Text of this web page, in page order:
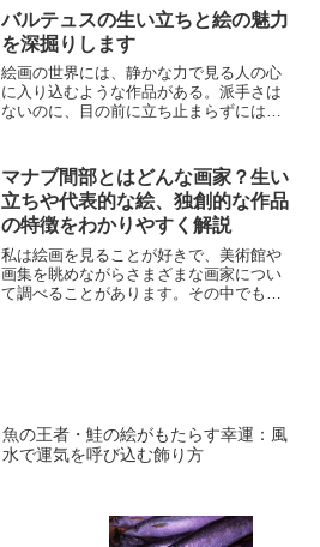
した。そんな僕が長年惹かれてやまない
人が、ロジャー・ディーンと...
バルテュスの生い立ちと絵の魅力
を深掘りします
絵画の世界には、静かな力で見る人の心
に入り込むような作品がある。派手さは
ないのに、目の前に立ち止まらずにはい
き寄せられた。車椅子を使うようになっ
てから、外に出る機会は以...
マナブ間部とはどんな画家？生い
立ちや代表的な絵、独創的な作品
の特徴をわかりやすく解説
私は絵画を見ることが好きで、美術館や
画集を眺めながらさまざまな画家につい
て調べることがあります。その中でも、
魚の王者・鮭の絵がもたらす幸運：風
水で運気を呼び込む飾り方